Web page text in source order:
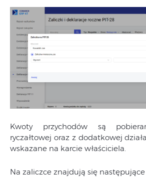
Kwoty przychodów są
ryczałtowej oraz z dodatkowej
wskazane na karcie właściciela.
Na zaliczce znajdują się